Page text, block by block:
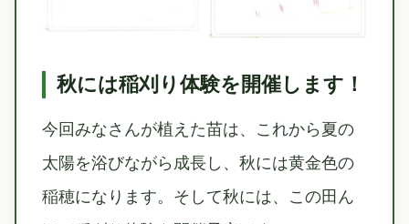
秋には稲刈り体験を開催します！
今回みなさんが植えた苗は、これから夏の
太陽を浴びながら成長し、秋には黄金色の
稲穂になります。そして秋には、この田ん